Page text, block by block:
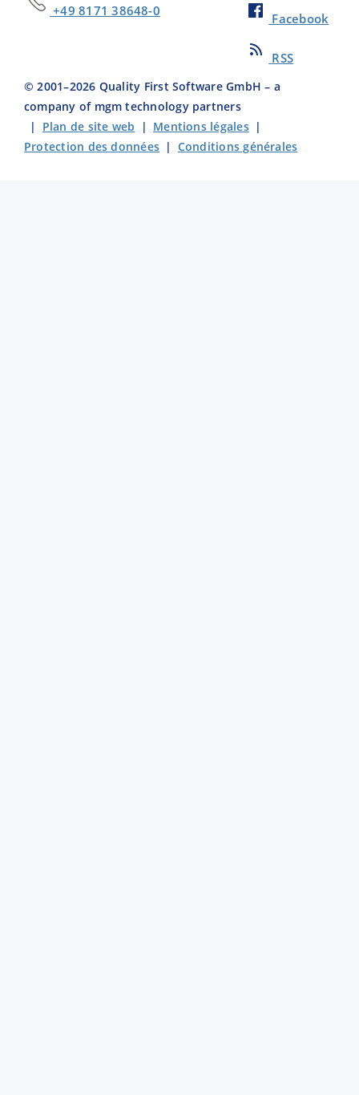
+49 8171 38648-0
Facebook
RSS
© 2001–2026 Quality First Software GmbH – a
company of mgm technology partners
| Plan de site web | Mentions légales|
Protection des données | Conditions générales